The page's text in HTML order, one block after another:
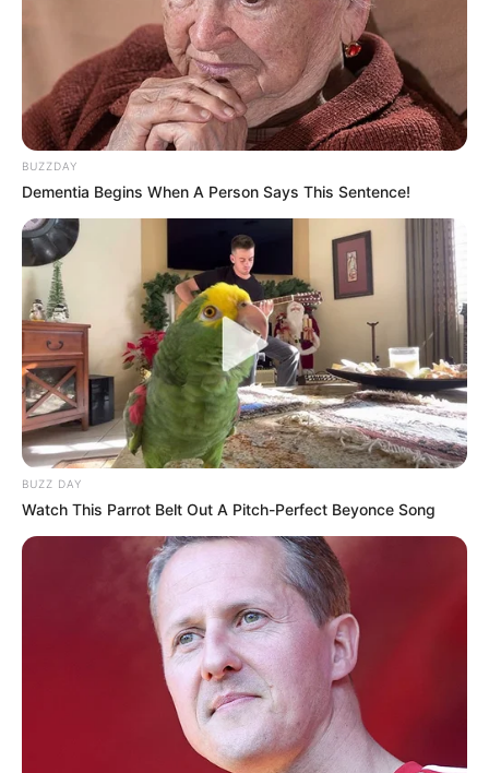
BUZZDAY
Dementia Begins When A Person Says This Sentence!
BUZZ DAY
Watch This Parrot Belt Out A Pitch-Perfect Beyonce Song